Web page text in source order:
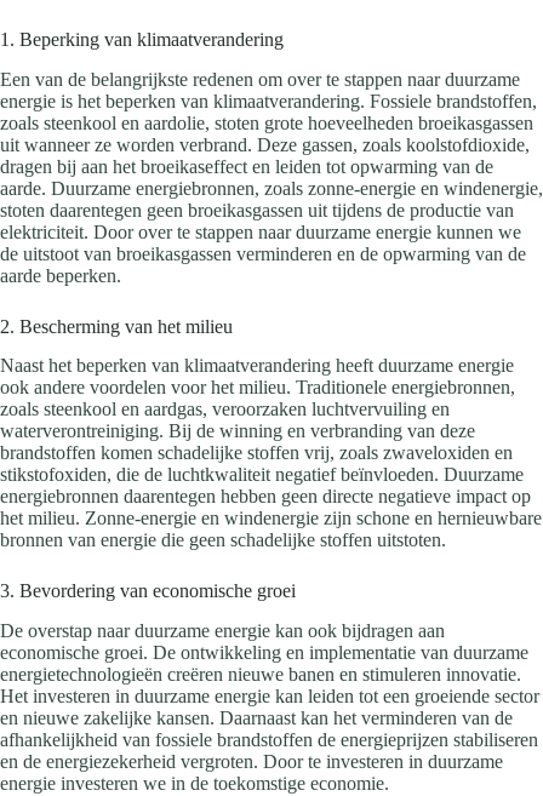
1. Beperking van klimaatverandering
Een van de belangrijkste redenen om over te stappen naar duurzame
energie is het beperken van klimaatverandering. Fossiele brandstoffen,
zoals steenkool en aardolie, stoten grote hoeveelheden broeikasgassen
uit wanneer ze worden verbrand. Deze gassen, zoals koolstofdioxide,
dragen bij aan het broeikaseffect en leiden tot opwarming van de
aarde. Duurzame energiebronnen, zoals zonne-energie en windenergie,
stoten daarentegen geen broeikasgassen uit tijdens de productie van
elektriciteit. Door over te stappen naar duurzame energie kunnen we
de uitstoot van broeikasgassen verminderen en de opwarming van de
aarde beperken.
2. Bescherming van het milieu
Naast het beperken van klimaatverandering heeft duurzame energie
ook andere voordelen voor het milieu. Traditionele energiebronnen,
zoals steenkool en aardgas, veroorzaken luchtvervuiling en
waterverontreiniging. Bij de winning en verbranding van deze
brandstoffen komen schadelijke stoffen vrij, zoals zwaveloxiden en
stikstofoxiden, die de luchtkwaliteit negatief beïnvloeden. Duurzame
energiebronnen daarentegen hebben geen directe negatieve impact op
het milieu. Zonne-energie en windenergie zijn schone en hernieuwbare
bronnen van energie die geen schadelijke stoffen uitstoten.
3. Bevordering van economische groei
De overstap naar duurzame energie kan ook bijdragen aan
economische groei. De ontwikkeling en implementatie van duurzame
energietechnologieën creëren nieuwe banen en stimuleren innovatie.
Het investeren in duurzame energie kan leiden tot een groeiende sector
en nieuwe zakelijke kansen. Daarnaast kan het verminderen van de
afhankelijkheid van fossiele brandstoffen de energieprijzen stabiliseren
en de energiezekerheid vergroten. Door te investeren in duurzame
energie investeren we in de toekomstige economie.